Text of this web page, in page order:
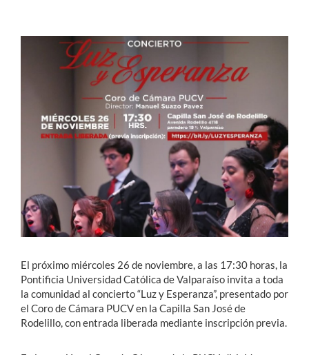
Funcionarios
English
El próximo miércoles 26 de noviembre, a las 17:30 horas, la
Pontificia Universidad Católica de Valparaíso invita a toda
la comunidad al concierto “Luz y Esperanza”, presentado por
el Coro de Cámara PUCV en la Capilla San José de
Rodelillo, con entrada liberada mediante inscripción previa.